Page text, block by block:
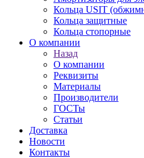
Кольца USIT
Кольца защитные
Кольца стопорные
О компании
Назад
О компании
Реквизиты
Материалы
Производители
ГОСТы
Статьи
Доставка
Новости
Контакты